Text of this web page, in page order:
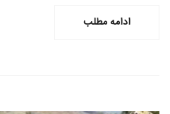
ادامه مطلب